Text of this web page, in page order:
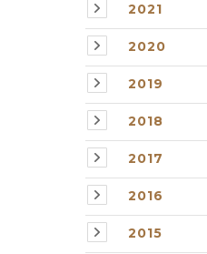
2021
2020
2019
2018
2017
2016
2015